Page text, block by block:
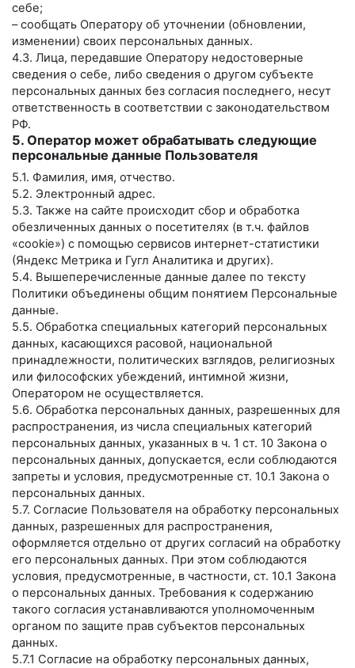
себе;
– сообщать Оператору об уточнении (обновлении,
изменении) своих персональных данных.
4.3. Лица, передавшие Оператору недостоверные
сведения о себе, либо сведения о другом субъекте
персональных данных без согласия последнего, несут
ответственность в соответствии с законодательством
РФ.
5. Оператор может обрабатывать следующие
персональные данные Пользователя
5.1. Фамилия, имя, отчество.
5.2. Электронный адрес.
5.3. Также на сайте происходит сбор и обработка
обезличенных данных о посетителях (в т.ч. файлов
«cookie») с помощью сервисов интернет-статистики
(Яндекс Метрика и Гугл Аналитика и других).
5.4. Вышеперечисленные данные далее по тексту
Политики объединены общим понятием Персональные
данные.
5.5. Обработка специальных категорий персональных
данных, касающихся расовой, национальной
принадлежности, политических взглядов, религиозных
или философских убеждений, интимной жизни,
Оператором не осуществляется.
5.6. Обработка персональных данных, разрешенных для
распространения, из числа специальных категорий
персональных данных, указанных в ч. 1 ст. 10 Закона о
персональных данных, допускается, если соблюдаются
запреты и условия, предусмотренные ст. 10.1 Закона о
персональных данных.
5.7. Согласие Пользователя на обработку персональных
данных, разрешенных для распространения,
оформляется отдельно от других согласий на обработку
его персональных данных. При этом соблюдаются
условия, предусмотренные, в частности, ст. 10.1 Закона
о персональных данных. Требования к содержанию
такого согласия устанавливаются уполномоченным
органом по защите прав субъектов персональных
данных.
5.7.1 Согласие на обработку персональных данных,